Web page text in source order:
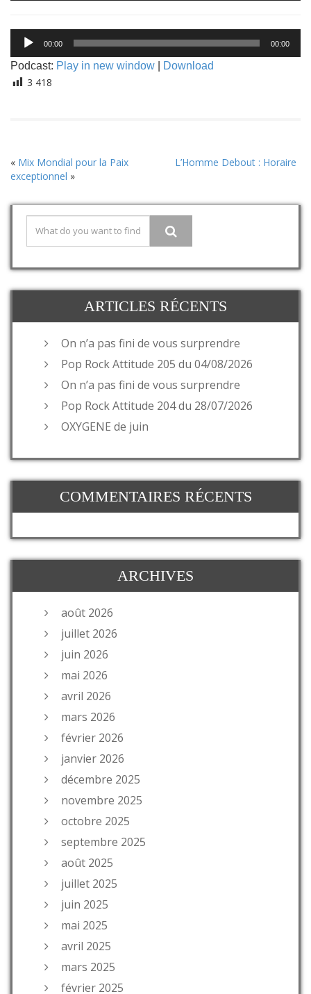
Lecteur
audio
00:00 00:00
Podcast: Play in new window Download
3 418
« Mix Mondial pour la Paix
L’Homme Debout : Horaire
exceptionnel »
ARTICLES RÉCENTS
On n’a pas fini de vous surprendre
Pop Rock Attitude 205 du 04/08/2026
On n’a pas fini de vous surprendre
Pop Rock Attitude 204 du 28/07/2026
OXYGENE de juin
COMMENTAIRES RÉCENTS
ARCHIVES
août 2026
juillet 2026
juin 2026
mai 2026
avril 2026
mars 2026
février 2026
janvier 2026
décembre 2025
novembre 2025
octobre 2025
septembre 2025
août 2025
juillet 2025
juin 2025
mai 2025
avril 2025
mars 2025
février 2025